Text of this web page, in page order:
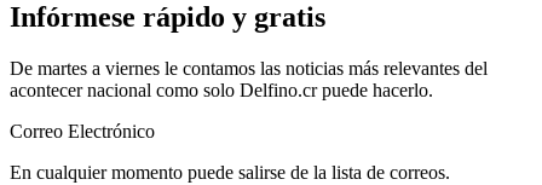
Infórmese rápido y gratis
De martes a viernes le contamos las noticias más relevantes del
acontecer nacional como solo Delfino.cr puede hacerlo.
Correo Electrónico
En cualquier momento puede salirse de la lista de correos.